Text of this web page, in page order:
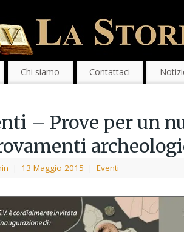
Chi siamo Contattaci
– Prove per un
| 13 Maggio 2015 | Eventi